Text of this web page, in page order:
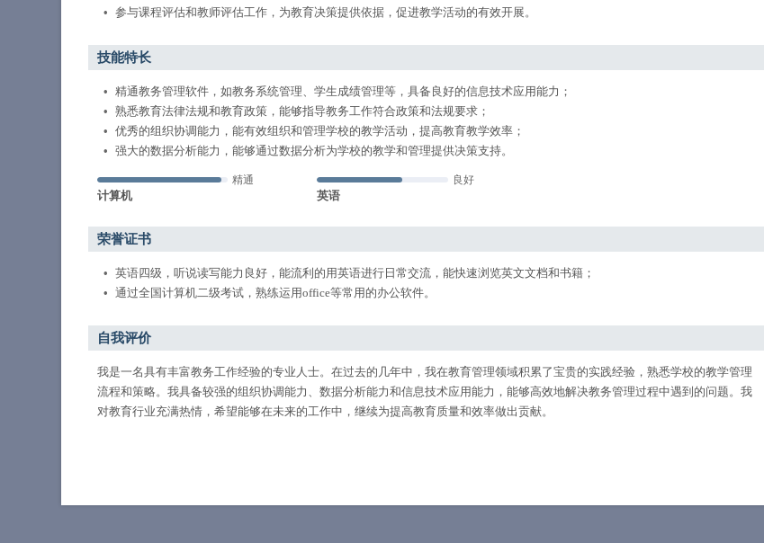
参与课程评估和教师评估工作，为教育决策提供依据，促进教学活动的有效开展。
技能特长
精通教务管理软件，如教务系统管理、学生成绩管理等，具备良好的信息技术应用能力；
熟悉教育法律法规和教育政策，能够指导教务工作符合政策和法规要求；
优秀的组织协调能力，能有效组织和管理学校的教学活动，提高教育教学效率；
强大的数据分析能力，能够通过数据分析为学校的教学和管理提供决策支持。
计算机
精通
英语
良好
荣誉证书
英语四级，听说读写能力良好，能流利的用英语进行日常交流，能快速浏览英文文档和书籍；
通过全国计算机二级考试，熟练运用office等常用的办公软件。
自我评价
我是一名具有丰富教务工作经验的专业人士。在过去的几年中，我在教育管理领域积累了宝贵的实践经验，熟悉学校的教学管理
流程和策略。我具备较强的组织协调能力、数据分析能力和信息技术应用能力，能够高效地解决教务管理过程中遇到的问题。我
对教育行业充满热情，希望能够在未来的工作中，继续为提高教育质量和效率做出贡献。